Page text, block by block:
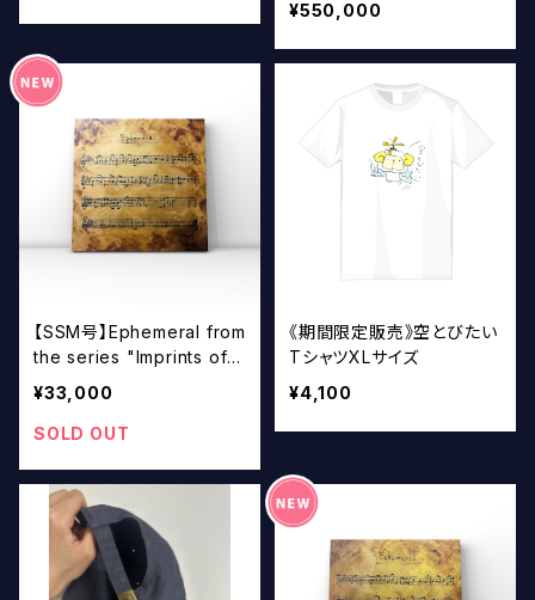
¥550,000
【SSM号】Ephemeral from
the series "Imprints of S
ound / 音の刻印" #2
¥33,000
SOLD OUT
《期間限定販売》空とびたい
TシャツXLサイズ
¥4,100